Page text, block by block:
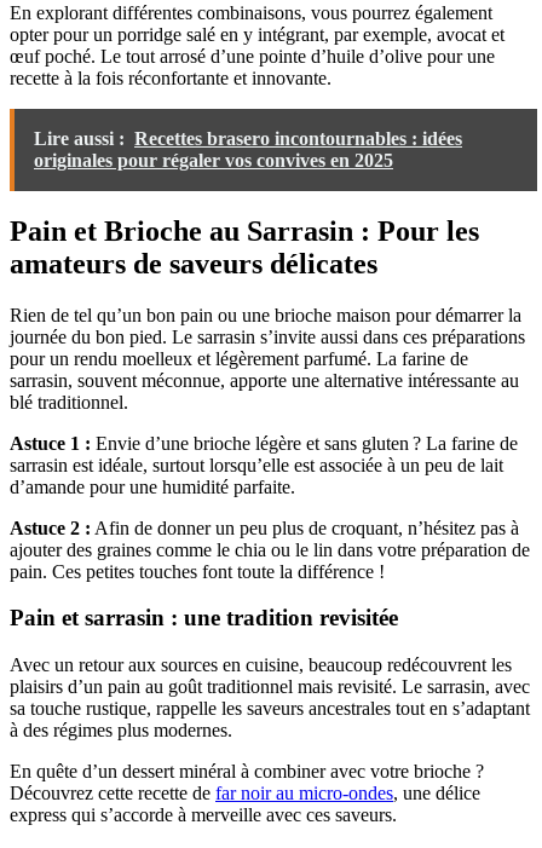
En explorant différentes combinaisons, vous pourrez également
opter pour un porridge salé en y intégrant, par exemple, avocat et
œuf poché. Le tout arrosé d’une pointe d’huile d’olive pour une
recette à la fois réconfortante et innovante.
Lire aussi : Recettes brasero incontournables : idées
originales pour régaler vos convives en 2025
Pain et Brioche au Sarrasin : Pour les
amateurs de saveurs délicates
Rien de tel qu’un bon pain ou une brioche maison pour démarrer la
journée du bon pied. Le sarrasin s’invite aussi dans ces préparations
pour un rendu moelleux et légèrement parfumé. La farine de
sarrasin, souvent méconnue, apporte une alternative intéressante au
blé traditionnel.
Astuce 1 : Envie d’une brioche légère et sans gluten ? La farine de
sarrasin est idéale, surtout lorsqu’elle est associée à un peu de lait
d’amande pour une humidité parfaite.
Astuce 2 : Afin de donner un peu plus de croquant, n’hésitez pas à
ajouter des graines comme le chia ou le lin dans votre préparation de
pain. Ces petites touches font toute la différence !
Pain et sarrasin : une tradition revisitée
Avec un retour aux sources en cuisine, beaucoup redécouvrent les
plaisirs d’un pain au goût traditionnel mais revisité. Le sarrasin, avec
sa touche rustique, rappelle les saveurs ancestrales tout en s’adaptant
à des régimes plus modernes.
En quête d’un dessert minéral à combiner avec votre brioche ?
Découvrez cette recette de far noir au micro-ondes, une délice
express qui s’accorde à merveille avec ces saveurs.